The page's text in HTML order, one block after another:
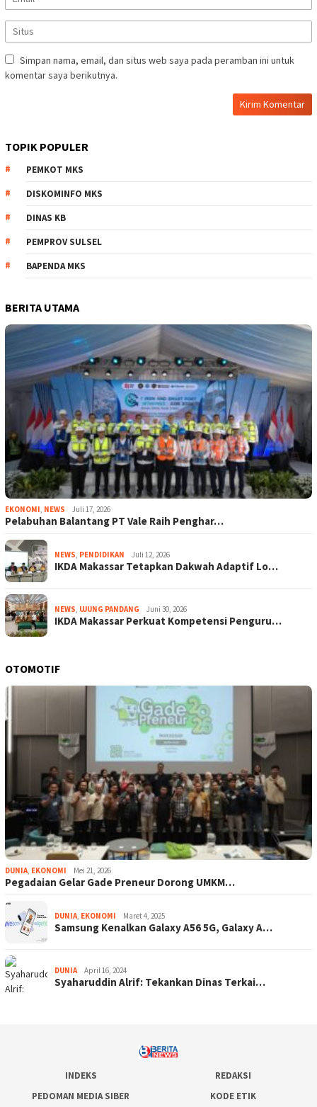
Simpan nama, email, dan situs web saya pada peramban ini untuk
komentar saya berikutnya.
TOPIK POPULER
PEMKOT MKS
DISKOMINFO MKS
DINAS KB
PEMPROV SULSEL
BAPENDA MKS
BERITA UTAMA
EKONOMI, NEWS Juli 17, 2026
Pelabuhan Balantang PT Vale Raih Penghar…
NEWS, PENDIDIKAN Juli 12, 2026
IKDA Makassar Tetapkan Dakwah Adaptif Lo…
NEWS, UJUNG PANDANG Juni 30, 2026
IKDA Makassar Perkuat Kompetensi Penguru…
OTOMOTIF
DUNIA, EKONOMI Mei 21, 2026
Pegadaian Gelar Gade Preneur Dorong UMKM…
DUNIA, EKONOMI Maret 4, 2025
Samsung Kenalkan Galaxy A56 5G, Galaxy A…
DUNIA April 16, 2024
Syaharuddin Alrif: Tekankan Dinas Terkai…
INDEKS
REDAKSI
PEDOMAN MEDIA SIBER
KODE ETIK